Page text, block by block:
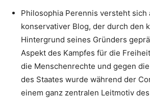
Philosophia Perennis versteht sich
konservativer Blog, der durch den
Hintergrund seines Gründers
Aspekt des Kampfes für die
die Menschenrechte und gegen
des Staates wurde während der
einem ganz zentralen Leitmotiv